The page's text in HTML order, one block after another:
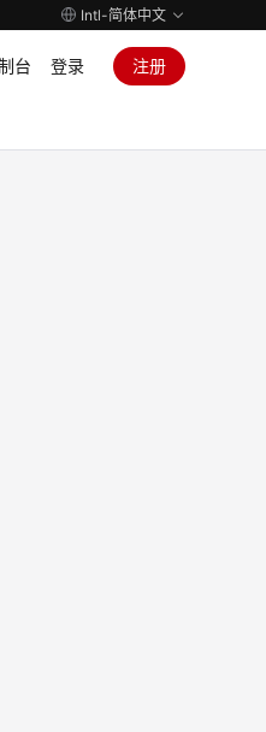
Intl-简体中文
台 登录 注册